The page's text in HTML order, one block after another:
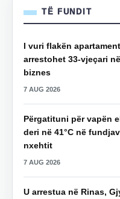
TË FUNDIT
I vuri flakën
arrestohet 33-vjeçari
biznes
7 AUG 2026
Përgatituni për vapën
deri në 41°C në
nxehtit
7 AUG 2026
U arrestua në Rinas,